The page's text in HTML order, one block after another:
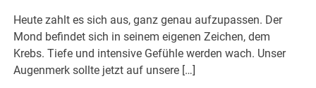
Heute zahlt es sich aus, ganz genau aufzupassen. Der
Mond befindet sich in seinem eigenen Zeichen, dem
Krebs. Tiefe und intensive Gefühle werden wach. Unser
Augenmerk sollte jetzt auf unsere […]